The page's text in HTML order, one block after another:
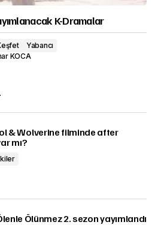
K-Dramalar
Yabancı
KOCA
& Wolverine filminde after
mı?
Ölünmez 2. sezon yayımlandı